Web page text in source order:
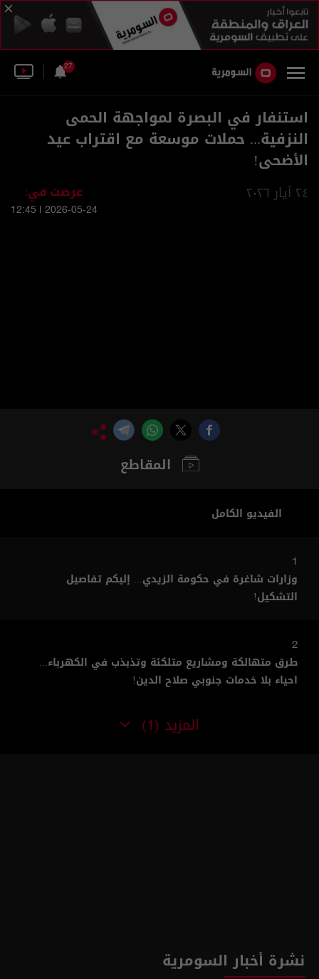
27
استنفار في البصرة لمواجهة الحمى
النزفية... حملات موسعة مع اقتراب عيد
الأضحى!
٢٤ آيار ٢٠٢٦ عرضت في:
2026-05-24 | 12:45
المقاطع
الفيديو الكامل
1
وزارات شاغرة في حكومة الزيدي... إليكم تفاصيل
التشكيل!
2
طرق متهالكة ومشاريع متلكئة وتذبذب في الكهرباء...
احياء بلا خدمات جنوبي صلاح الدين!
المزيد (1)
نشرة أخبار السومرية